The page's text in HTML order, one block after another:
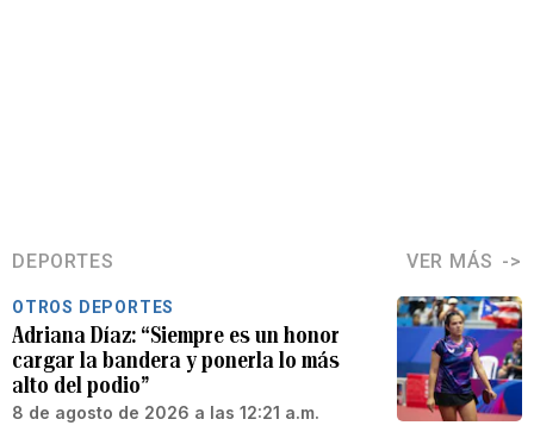
DEPORTES VER MÁS
OTROS DEPORTES
Adriana Díaz: “Siempre es un honor
cargar la bandera y ponerla lo más
alto del podio”
8 de agosto de 2026 a las 12:21 a.m.